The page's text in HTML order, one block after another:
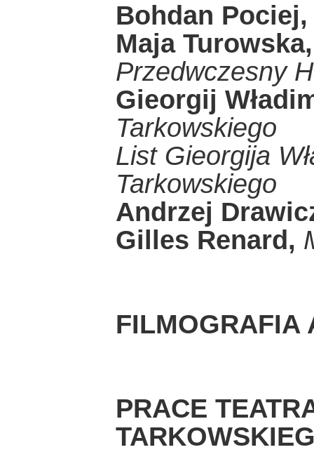
Bohdan Pociej,
Maja
Przedwczesny
Gieorgij
Tarkowskiego
List Gieorgija
Tarkowskiego
Andrzej
Gilles Renard,
FILMOGRAFIA
PRACE